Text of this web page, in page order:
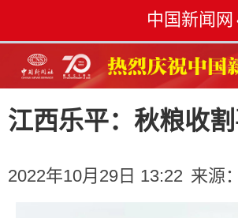
中国新闻网
江西乐平：秋粮收
2022年10月29日 13:22 来源：